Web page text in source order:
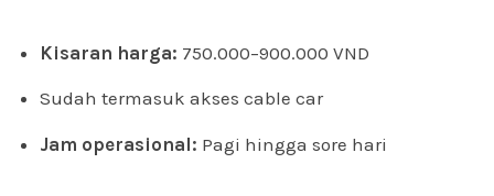
Kisaran harga: 750.000–900.000 VND
Sudah termasuk akses cable car
Jam operasional: Pagi hingga sore hari